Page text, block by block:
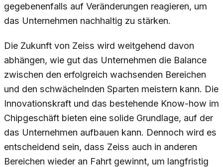
gegebenenfalls auf Veränderungen reagieren, um
das Unternehmen nachhaltig zu stärken.
Die Zukunft von Zeiss wird weitgehend davon
abhängen, wie gut das Unternehmen die Balance
zwischen den erfolgreich wachsenden Bereichen
und den schwächelnden Sparten meistern kann. Die
Innovationskraft und das bestehende Know-how im
Chipgeschäft bieten eine solide Grundlage, auf der
das Unternehmen aufbauen kann. Dennoch wird es
entscheidend sein, dass Zeiss auch in anderen
Bereichen wieder an Fahrt gewinnt, um langfristig